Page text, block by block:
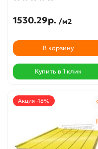
1530.29р. /м2
В корзину
Купить в 1 клик
Акция -18%